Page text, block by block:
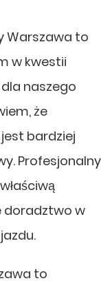
Warszawa to
w kwestii
naszego
że
bardziej
Profesjonalny
doradztwo w
to